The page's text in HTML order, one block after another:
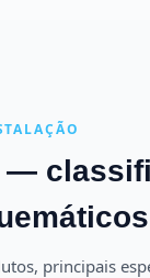
—
principais